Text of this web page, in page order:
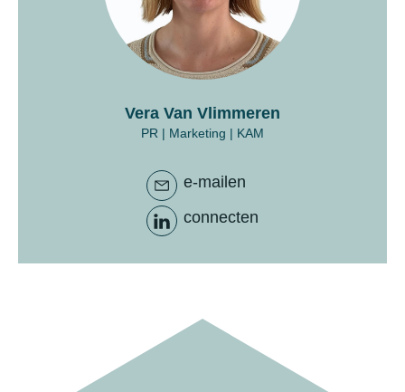
Vera Van Vlimmeren
PR | Marketing | KAM
e-mailen
connecten